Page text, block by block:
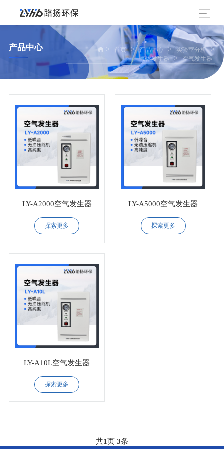
产品中心 > 首页 > 产品中心 > 实验室分析 >
气体发生器 > 空气发生器
LY-A2000空气发生器
探索更多
LY-A5000空气发生器
探索更多
LY-A10L空气发生器
探索更多
共1页 3条